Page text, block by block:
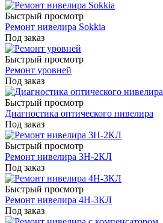
Быстрый просмотр
Ремонт нивелира Sokkia
Под заказ
Быстрый просмотр
Ремонт уровней
Под заказ
Быстрый просмотр
Диагностика оптического нивелира
Под заказ
Быстрый просмотр
Ремонт нивелира 3Н-2КЛ
Под заказ
Быстрый просмотр
Ремонт нивелира 4Н-3КЛ
Под заказ